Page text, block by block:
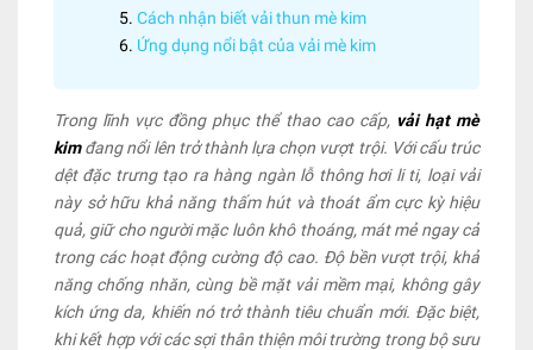
Cách nhận biết vải thun mè kim
Ứng dụng nổi bật của vải mè kim
Trong lĩnh vực đồng phục thể thao cao cấp, vải hạt mè
kimđang nổi lên trở thành lựa chọn vượt trội. Với cấu trúc
dệt đặc trưng tạo ra hàng ngàn lỗ thông hơi li ti, loại vải
này sở hữu khả năng thấm hút và thoát ẩm cực kỳ hiệu
quả, giữ cho người mặc luôn khô thoáng, mát mẻ ngay cả
trong các hoạt động cường độ cao. Độ bền vượt trội, khả
năng chống nhăn, cùng bề mặt vải mềm mại, không gây
kích ứng da, khiến nó trở thành tiêu chuẩn mới. Đặc biệt,
khi kết hợp với các sợi thân thiện môi trường trong bộ sưu